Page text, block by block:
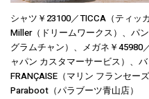
シャツ￥23100／TICCA（ティッ
Miller（ドリームワークス）、パ
グラムチャン）、メガネ￥45980
ャパン カスタマーサービス）、
FRANÇAISE（マリン フランセー
Paraboot（パラブーツ青山店）